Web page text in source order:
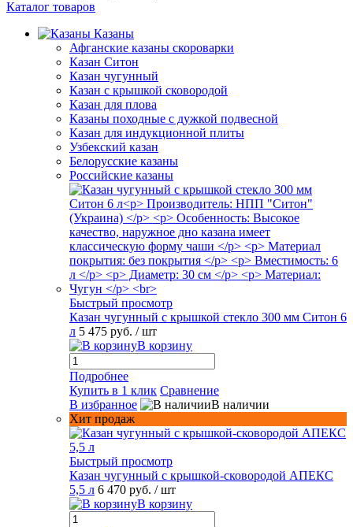
Каталог товаров
Казаны
Афганские казаны скороварки
Казан Ситон
Казан чугунный
Казан с крышкой сковородой
Казан для плова
Казаны походные с дужкой подвесной
Казан для индукционной плиты
Узбекский казан
Белорусские казаны
Российские казаны
Быстрый просмотр
Казан чугунный с крышкой стекло 300 мм Ситон 6
л 5 475 руб. / шт
В корзину
Подробнее
Купить в 1 клик Сравнение
В избранное
В наличии
Хит продаж
Быстрый просмотр
Казан чугунный с крышкой-сковородой АПЕКС
5,5 л 6 470 руб. / шт
В корзину